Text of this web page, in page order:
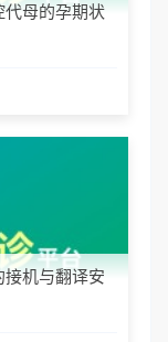
母的孕期状
机与翻译安